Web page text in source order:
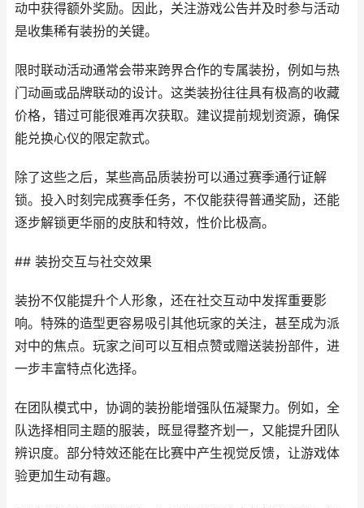
动中获得额外奖励。因此，关注游戏公告并及时参与活动
是收集稀有装扮的关键。
限时联动活动通常会带来跨界合作的专属装扮，例如与热
门动画或品牌联动的设计。这类装扮往往具有极高的收藏
价格，错过可能很难再次获取。建议提前规划资源，确保
能兑换心仪的限定款式。
除了这些之后，某些高品质装扮可以通过赛季通行证解
锁。投入时刻完成赛季任务，不仅能获得普通奖励，还能
逐步解锁更华丽的皮肤和特效，性价比极高。
## 装扮交互与社交效果
装扮不仅能提升个人形象，还在社交互动中发挥重要影
响。特殊的造型更容易吸引其他玩家的关注，甚至成为派
对中的焦点。玩家之间可以互相点赞或赠送装扮部件，进
一步丰富特点化选择。
在团队模式中，协调的装扮能增强队伍凝聚力。例如，全
队选择相同主题的服装，既显得整齐划一，又能提升团队
辨识度。部分特效还能在比赛中产生视觉反馈，让游戏体
验更加生动有趣。